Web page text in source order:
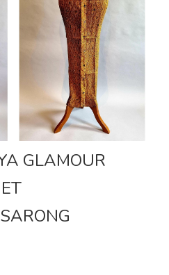
GLAMOUR